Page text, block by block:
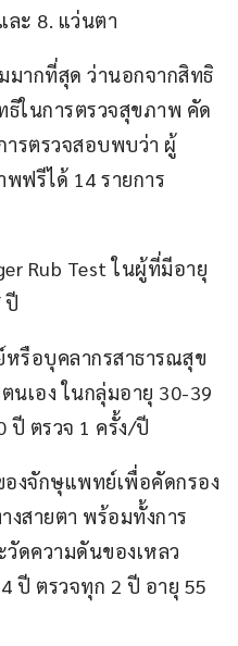
ะ 8. แว่นตา
ากที่สุด ว่านอกจากสิทธิ
ในการตรวจสุขภาพ คัด
ารตรวจสอบพบว่า ผู้
ฟรีได้ 14 รายการ
Rub Test ในผู้ที่มีอายุ
ปี
หรือบุคลากรสาธารณสุข
นเอง ในกลุ่มอายุ 30-39
ปี ตรวจ 1 ครั้ง/ปี
องจักษุแพทย์เพื่อคัดกรอง
สายตา พร้อมทั้งการ
วัดความดันของเหลว
ปี ตรวจทุก 2 ปี อายุ 55